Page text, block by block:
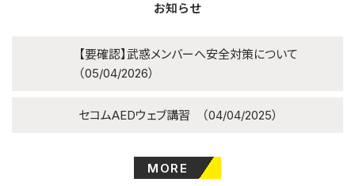
お知らせ
【要確認】武惑メンバーへ安全対策について
（05/04/2026）
セコムAEDウェブ講習 （04/04/2025）
MORE